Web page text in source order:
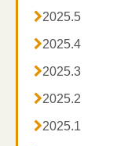
2025.5
2025.4
2025.3
2025.2
2025.1